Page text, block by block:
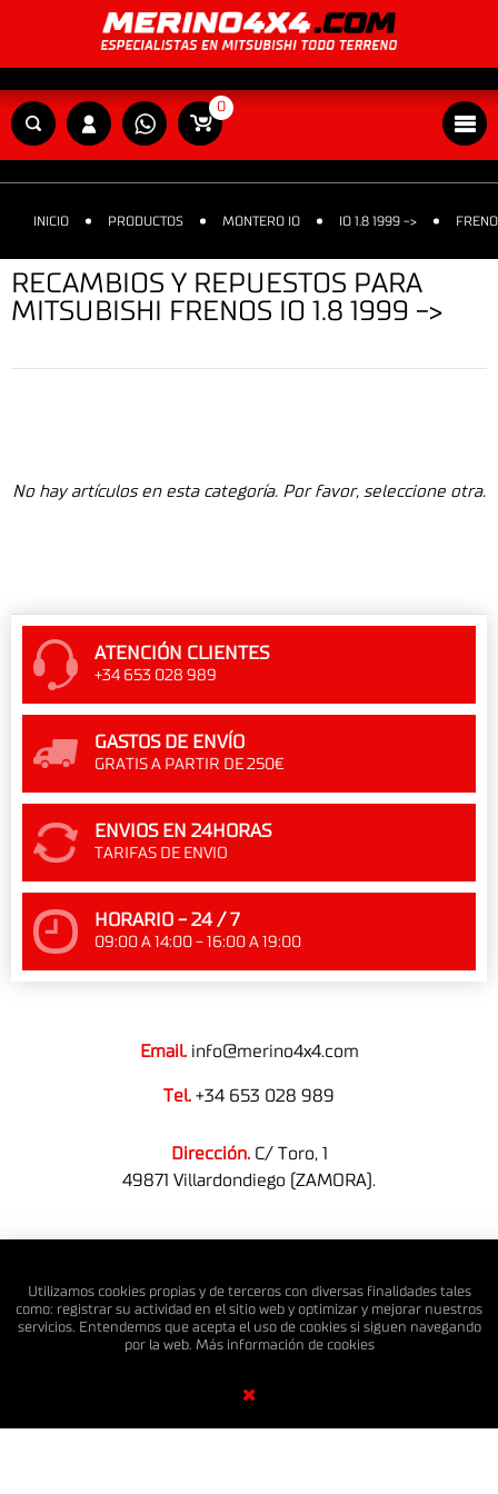
0
INICIO PRODUCTOS MONTERO IO IO 1.8 1999 ->
RECAMBIOS Y REPUESTOS PARA
MITSUBISHI FRENOS IO 1.8 1999 ->
No hay artículos en esta categoría. Por favor, seleccione otra.
ATENCIÓN CLIENTES
+34 653 028 989
GASTOS DE ENVÍO
GRATIS A PARTIR DE 250€
ENVIOS EN 24HORAS
TARIFAS DE ENVIO
HORARIO - 24 / 7
09:00 A 14:00 - 16:00 A 19:00
Email. info@merino4x4.com
Tel. +34 653 028 989
Dirección.C/ Toro, 1
49871 Villardondiego (ZAMORA).
© MERINO 4X4 S.L. Todos los derechos reservados.
Diseño Web SGM
Utilizamos cookies propias y de terceros con diversas finalidades tales
como: registrar su actividad en el sitio web y optimizar y mejorar nuestros
servicios. Entendemos que acepta el uso de cookies si siguen navegando
por la web. Más información de cookies